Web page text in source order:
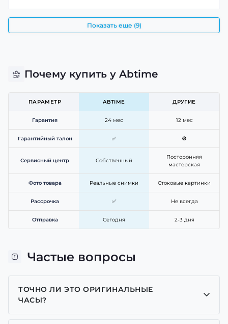
Показать еще (9)
Почему купить у Abtime
ПАРАМЕТР ABTIME ДРУГИЕ
Гарантия 24 мес 12 мес
Гарантийный талон ✅ 🚫
Сервисный центр Собственный
Посторонняя
мастерская
Фото товара Реальные снимки Стоковые картинки
Рассрочка ✅ Не всегда
Отправка Сегодня 2-3 дня
Частые вопросы
ТОЧНО ЛИ ЭТО ОРИГИНАЛЬНЫЕ
ЧАСЫ?
Да, все часы у нас только оригинальные, мы